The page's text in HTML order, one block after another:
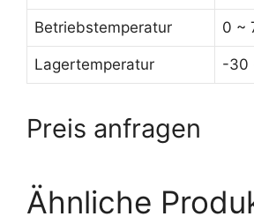
Betriebstemperatur 0 ~
Lagertemperatur -30
Preis anfragen
Ähnliche